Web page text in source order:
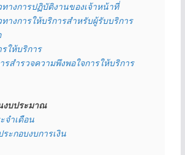
างการปฏิบัติงานของเจ้าหน้าที่
างการให้บริการสำหรับผู้รับบริการ
ให้บริการ
รสำรวจความพึงพอใจการให้บริการ
งบประมาณ
จำเดือน
ระกอบงบการเงิน